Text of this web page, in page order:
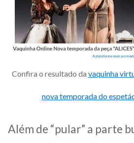
Confira o resultado da vaquinha
nova temporada do
Além de “pular” a parte